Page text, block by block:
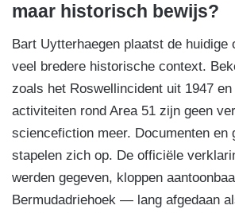
maar historisch bewijs?
Bart Uytterhaegen plaatst de huidige
veel bredere historische context.
zoals het Roswellincident uit 1947
activiteiten rond Area 51 zijn geen
sciencefiction meer. Documenten en
stapelen zich op. De officiële
werden gegeven, kloppen
Bermudadriehoek — lang afgedaan